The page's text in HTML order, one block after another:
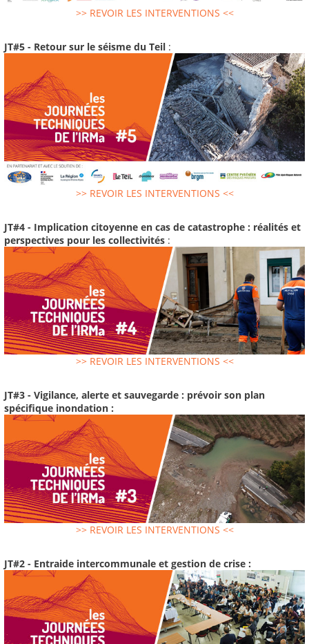
>> REVOIR LES INTERVENTIONS <<
JT#5 - Retour sur le séisme du Teil :
>> REVOIR LES INTERVENTIONS <<
JT#4 - Implication citoyenne en cas de catastrophe : réalités et
perspectives pour les collectivités :
>> REVOIR LES INTERVENTIONS <<
JT#3 - Vigilance, alerte et sauvegarde : prévoir son plan
spécifique inondation :
>> REVOIR LES INTERVENTIONS <<
JT#2 - Entraide intercommunale et gestion de crise :